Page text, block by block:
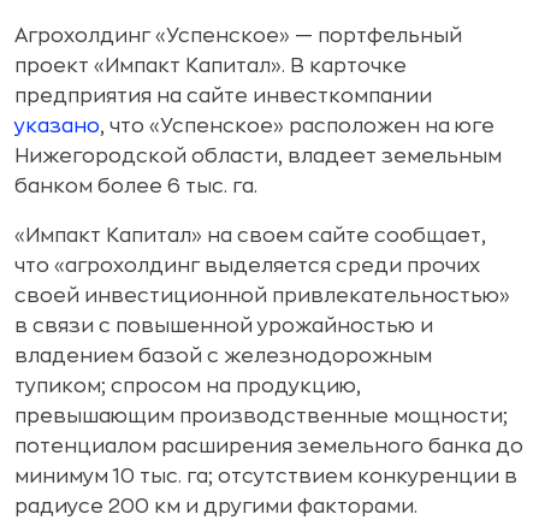
Агрохолдинг «Успенское» — портфельный
проект «Импакт Капитал». В карточке
предприятия на сайте инвесткомпании
указано, что «Успенское» расположен на юге
Нижегородской области, владеет земельным
банком более 6 тыс. га.
«Импакт Капитал» на своем сайте сообщает,
что «агрохолдинг выделяется среди прочих
своей инвестиционной привлекательностью»
в связи с повышенной урожайностью и
владением базой с железнодорожным
тупиком; спросом на продукцию,
превышающим производственные мощности;
потенциалом расширения земельного банка до
минимум 10 тыс. га; отсутствием конкуренции в
радиусе 200 км и другими факторами.